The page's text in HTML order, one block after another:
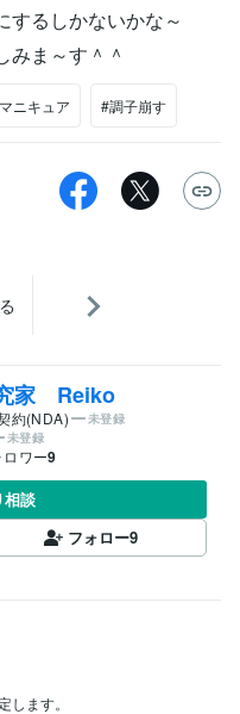
するしかないかな～
みま～す＾＾
ニキュア #調子崩す
家 Reiko
約(NDA) 未登録
未登録
ロワー9
相談
フォロー9
ます。